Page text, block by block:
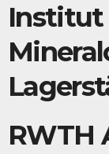
Institut
RWTH